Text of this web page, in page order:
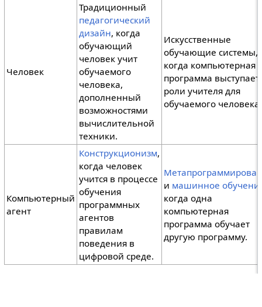
Человек
Традиционный
педагогический
дизайн, когда
обучающий
человек учит
обучаемого
человека,
дополненный
возможностями
вычислительной
техники.
Искусственные
обучающие системы,
когда компьютерная
программа выступает
роли учителя для
обучаемого человека.
Компьютерный
агент
Конструкционизм,
когда человек
учится в процессе
обучения
программных
агентов
правилам
поведения в
цифровой среде.
и машинное
когда одна
компьютерная
программа обучает
другую программу.